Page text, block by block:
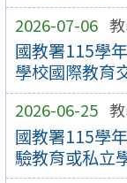
2026-07-06
國教署115學
學校國際教育
2026-06-25
國教署115學
驗教育或私立